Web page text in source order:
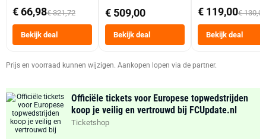
abonnement
€ 66,98€ 321,72
Bekijk deal
€ 509,00
Bekijk deal
Dubbele Mand 9
Tot 6 Personen
Heteluchtfriteuse
Zwart
€ 119,00€ 130,00
Bekijk deal
Prijs en voorraad kunnen wijzigen. Aankopen lopen via de partner.
Officiële tickets voor Europese topwedstrijden
koop je veilig en vertrouwd bij FCUpdate.nl
Ticketshop